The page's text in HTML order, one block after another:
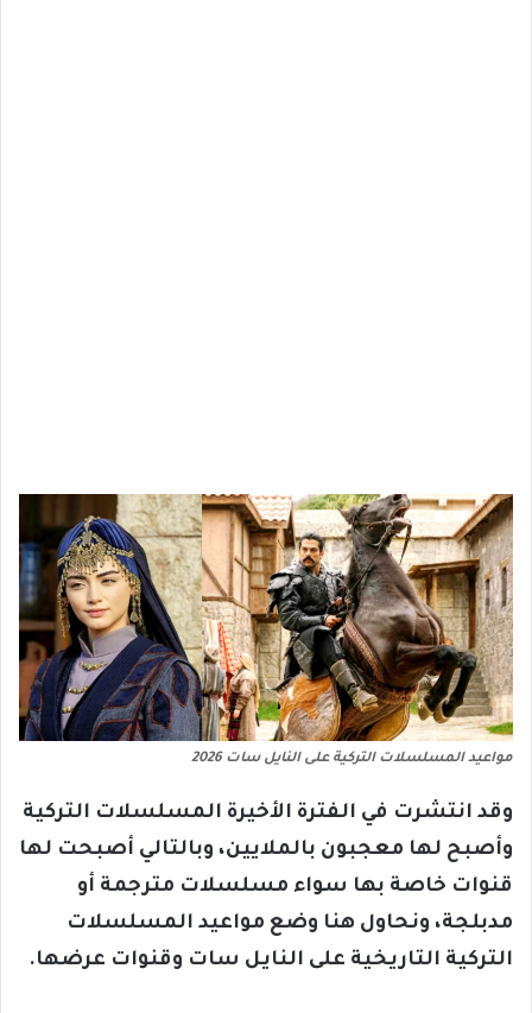
مواعيد المسلسلات التركية على النايل سات 2026
وقد انتشرت في الفترة الأخيرة المسلسلات التركية
وأصبح لها معجبون بالملايين، وبالتالي أصبحت لها
قنوات خاصة بها سواء مسلسلات مترجمة أو
مدبلجة، ونحاول هنا وضع مواعيد المسلسلات
التركية التاريخية على النايل سات وقنوات عرضها.